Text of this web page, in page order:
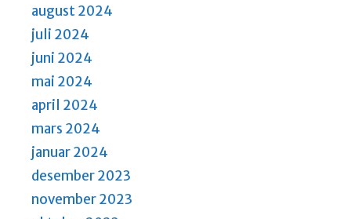
august 2024
juli 2024
juni 2024
mai 2024
april 2024
mars 2024
januar 2024
desember 2023
november 2023